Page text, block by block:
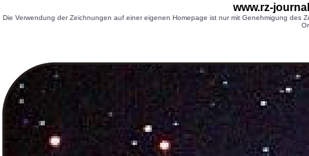
www.rz-
Die Verwendung der Zeichnungen auf einer eigenen Homepage ist nur mit Genehmigung